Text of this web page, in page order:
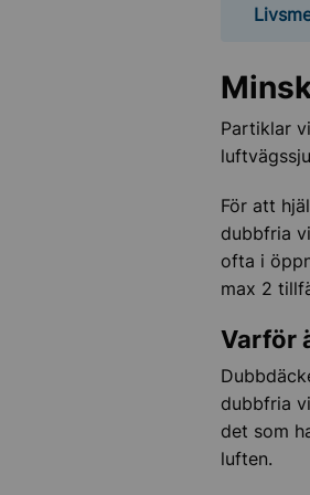
Partiklar
För att
dubbfria
ofta i
max 2
Varför
dubbfria
det som
luften.